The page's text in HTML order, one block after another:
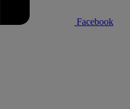
Facebook